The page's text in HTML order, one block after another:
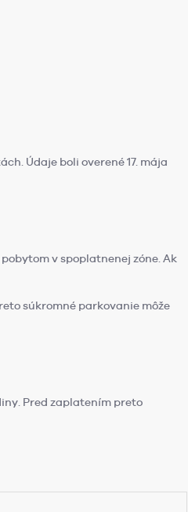
Údaje boli overené 17. mája
v spoplatnenej zóne. Ak
súkromné parkovanie môže
Pred zaplatením preto